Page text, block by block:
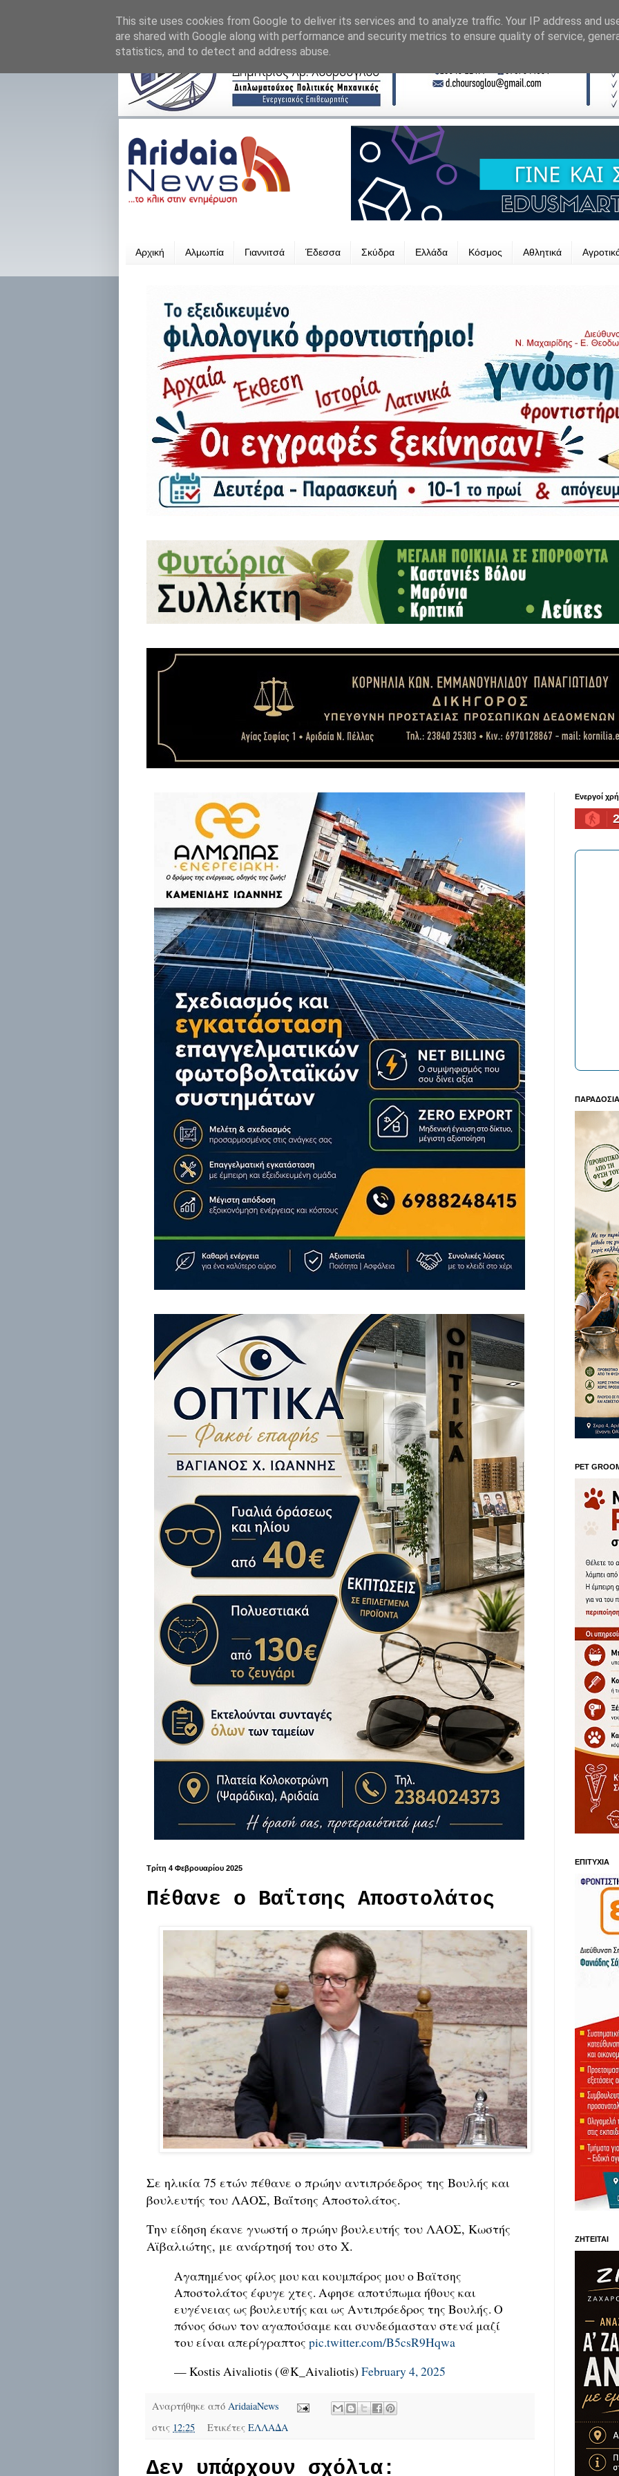
Αρχική Αλμωπία Γιαννιτσά Έδεσσα Σκύδρα Ελλάδα Κόσμος Αθλητικά
Τρίτη 4 Φεβρουαρίου 2025
Πέθανε ο Βαΐτσης Αποστολάτος
Σε ηλικία 75 ετών πέθανε ο πρώην αντιπρόεδρος της Βουλής και
βουλευτής του ΛΑΟΣ, Βαΐτσης Αποστολάτος.
Την είδηση έκανε γνωστή ο πρώην βουλευτής του ΛΑΟΣ, Κωστής
Αϊβαλιώτης, με ανάρτησή του στο X.
Αγαπημένος φίλος μου και κουμπάρος μου ο Βαϊτσης
Αποστολάτος έφυγε χτες. Αφησε αποτύπωμα ήθους και
ευγένειας ως βουλευτής και ως Αντιπρόεδρος της Βουλής. Ο
πόνος όσων τον αγαπούσαμε και συνδεόμασταν στενά μαζί
του είναι απερίγραπτος pic.twitter.com/B5csR9Hqwa
— Kostis Aivaliotis (@K_Aivaliotis) February 4, 2025
Αναρτήθηκε από AridaiaNews
στις 12:25 ΕτικέτεςΕΛΛΑΔΑ
Δεν υπάρχουν σχόλια:
Ενεργοί
PET
ΕΠΙΤΥΧΙΑ
ΖΗΤΕΙΤΑΙ
This site uses cookies from Google to deliver its services and to analyze traffic. Your IP address and
are shared with Google along with performance and security metrics to ensure quality of service,
statistics, and to detect and address abuse.